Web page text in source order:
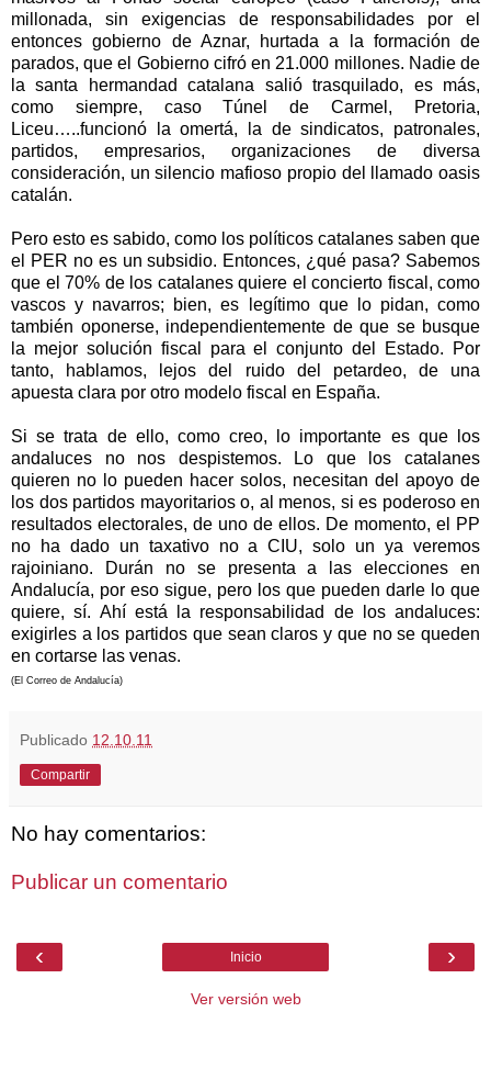
millonada, sin exigencias de responsabilidades por el
entonces gobierno de Aznar, hurtada a la formación de
parados, que el Gobierno cifró en 21.000 millones. Nadie de
la santa hermandad catalana salió trasquilado, es más,
como siempre, caso Túnel de Carmel, Pretoria,
Liceu…..funcionó la omertá, la de sindicatos, patronales,
partidos, empresarios, organizaciones de diversa
consideración, un silencio mafioso propio del llamado oasis
catalán.
Pero esto es sabido, como los políticos catalanes saben que
el PER no es un subsidio. Entonces, ¿qué pasa? Sabemos
que el 70% de los catalanes quiere el concierto fiscal, como
vascos y navarros; bien, es legítimo que lo pidan, como
también oponerse, independientemente de que se busque
la mejor solución fiscal para el conjunto del Estado. Por
tanto, hablamos, lejos del ruido del petardeo, de una
apuesta clara por otro modelo fiscal en España.
Si se trata de ello, como creo, lo importante es que los
andaluces no nos despistemos. Lo que los catalanes
quieren no lo pueden hacer solos, necesitan del apoyo de
los dos partidos mayoritarios o, al menos, si es poderoso en
resultados electorales, de uno de ellos. De momento, el PP
no ha dado un taxativo no a CIU, solo un ya veremos
rajoiniano. Durán no se presenta a las elecciones en
Andalucía, por eso sigue, pero los que pueden darle lo que
quiere, sí. Ahí está la responsabilidad de los andaluces:
exigirles a los partidos que sean claros y que no se queden
en cortarse las venas.
(El Correo de Andalucía)
Publicado 12.10.11
Compartir
No hay comentarios:
Publicar un comentario
‹ ›
Inicio
Ver versión web